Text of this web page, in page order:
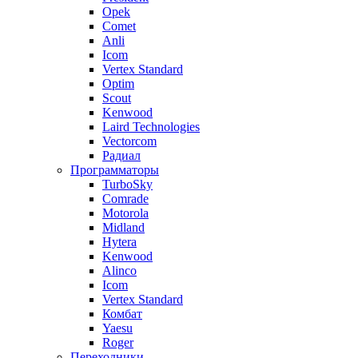
Opek
Comet
Anli
Icom
Vertex Standard
Optim
Scout
Kenwood
Laird Technologies
Vectorcom
Радиал
Программаторы
TurboSky
Comrade
Motorola
Midland
Hytera
Kenwood
Alinco
Icom
Vertex Standard
Комбат
Yaesu
Roger